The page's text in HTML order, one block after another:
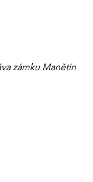
zámku Manětín